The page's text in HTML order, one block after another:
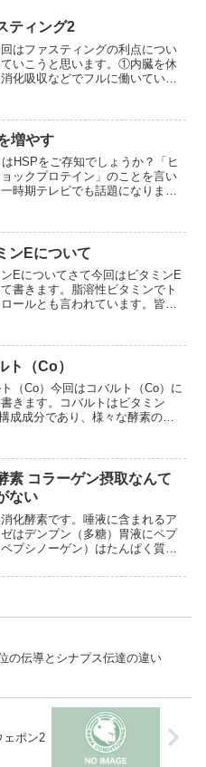
ティング2
はファスティングの利点につい
いこうと思います。①内臓を休
化吸収などでフルに働いている
の臓器が正常に働き、改善、向
のです。②免疫力ア...
増やす
はHSPをご存知でしょうか？「ヒ
ックプロテイン」のことを言い
時期テレビでも話題になりまし
誘導、そして細胞の自爆をきち
ってくれるよ...
ンEについて
Eについてさて今回はビタミンE
書きます。脂溶性ビタミンでト
ールとも言われています。皆さ
ルによる悪影響を無効化出来る
抑えることが出...
ト（Co）
（Co）今回はコバルト（Co）に
きます。コバルトはビタミン
成成分であり、様々な酵素の活
になる⑤ 吐き気などがありま
りコバルトはビ...
素 コラーゲン摂取なんて
ない
化酵素です。唾液に含まれるア
ゼはデンプン（多糖）胃液にペプ
プシノーゲン）はたんぱく質小
はペプチドラクターゼはラクト
の伝導とシナプス伝達の違い
ェポン2